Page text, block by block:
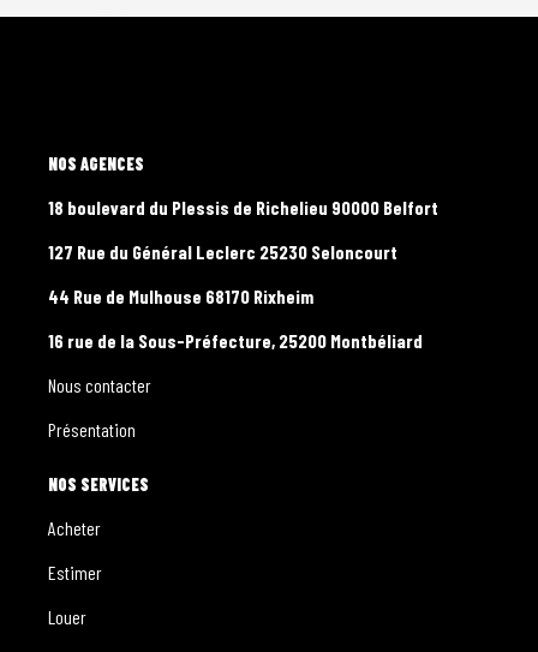
L'AGENCE
18 boulevard du Plessis de Richelieu 90000 Belfort
127 Rue du Général Leclerc 25230 Seloncourt
44 Rue de Mulhouse 68170 Rixheim
16 rue de la Sous-Préfecture, 25200 Montbéliard
Nous contacter
Présentation
NOS SERVICES
Acheter
Estimer
Louer